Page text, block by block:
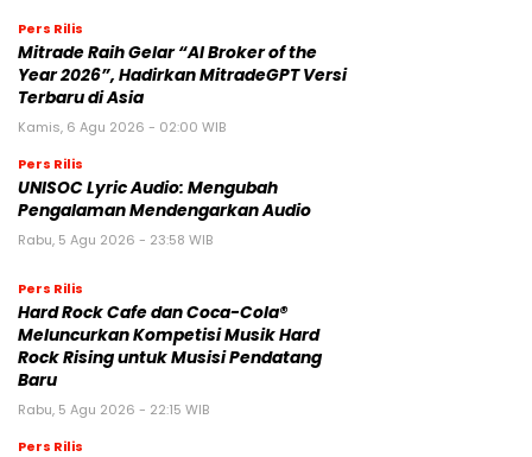
Pers Rilis
Mitrade Raih Gelar “AI Broker of the
Year 2026”, Hadirkan MitradeGPT Versi
Terbaru di Asia
Kamis, 6 Agu 2026 - 02:00 WIB
Pers Rilis
UNISOC Lyric Audio: Mengubah
Pengalaman Mendengarkan Audio
Rabu, 5 Agu 2026 - 23:58 WIB
Pers Rilis
Hard Rock Cafe dan Coca-Cola®
Meluncurkan Kompetisi Musik Hard
Rock Rising untuk Musisi Pendatang
Baru
Rabu, 5 Agu 2026 - 22:15 WIB
Pers Rilis